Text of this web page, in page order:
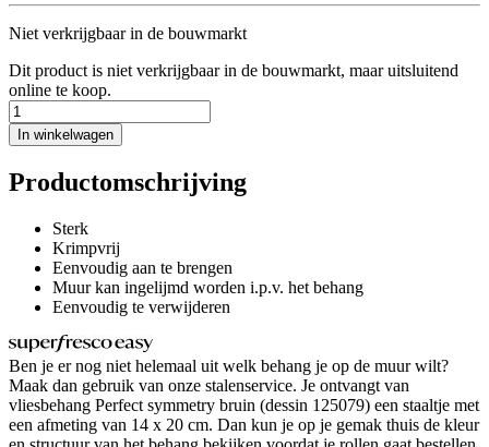
Niet verkrijgbaar in de bouwmarkt
Dit product is niet verkrijgbaar in de bouwmarkt, maar uitsluitend
online te koop.
In winkelwagen
Productomschrijving
Sterk
Krimpvrij
Eenvoudig aan te brengen
Muur kan ingelijmd worden i.p.v. het behang
Eenvoudig te verwijderen
Ben je er nog niet helemaal uit welk behang je op de muur wilt?
Maak dan gebruik van onze stalenservice. Je ontvangt van
vliesbehang Perfect symmetry bruin (dessin 125079) een staaltje met
een afmeting van 14 x 20 cm. Dan kun je op je gemak thuis de kleur